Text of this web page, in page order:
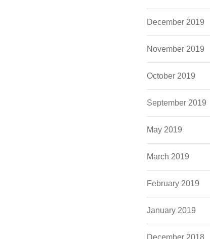
December 2019
November 2019
October 2019
September 2019
May 2019
March 2019
February 2019
January 2019
December 2018